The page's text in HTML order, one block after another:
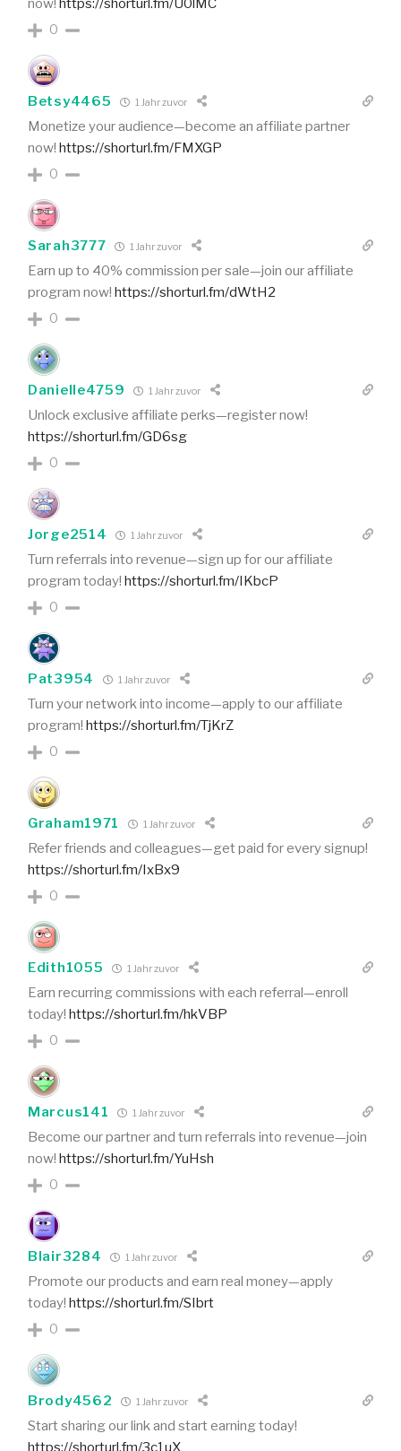
now! https://shorturl.fm/U0lMC
0
Betsy4465 1 Jahr zuvor
Monetize your audience—become an affiliate partner
now! https://shorturl.fm/FMXGP
0
Sarah3777 1 Jahr zuvor
Earn up to 40% commission per sale—join our affiliate
program now! https://shorturl.fm/dWtH2
0
Danielle4759 1 Jahr zuvor
Unlock exclusive affiliate perks—register now!
https://shorturl.fm/GD6sg
0
Jorge2514 1 Jahr zuvor
Turn referrals into revenue—sign up for our affiliate
program today! https://shorturl.fm/IKbcP
0
Pat3954 1 Jahr zuvor
Turn your network into income—apply to our affiliate
program! https://shorturl.fm/TjKrZ
0
Graham1971 1 Jahr zuvor
Refer friends and colleagues—get paid for every signup!
https://shorturl.fm/IxBx9
0
Edith1055 1 Jahr zuvor
Earn recurring commissions with each referral—enroll
today! https://shorturl.fm/hkVBP
0
Marcus141 1 Jahr zuvor
Become our partner and turn referrals into revenue—join
now! https://shorturl.fm/YuHsh
0
Blair3284 1 Jahr zuvor
Promote our products and earn real money—apply
today! https://shorturl.fm/SIbrt
0
Brody4562 1 Jahr zuvor
Start sharing our link and start earning today!
https://shorturl.fm/3c1uX